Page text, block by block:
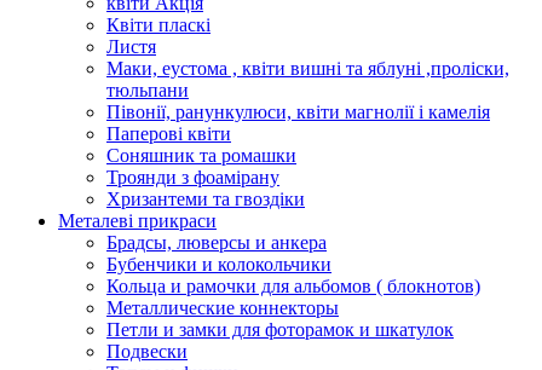
Квіти пласкі
Листя
Маки, еустома , квіти вишні та яблуні ,проліски,
тюльпани
Півонії, ранункулюси, квіти магнолії і камелія
Паперові квіти
Соняшник та ромашки
Троянди з фоамірану
Хризантеми та гвоздіки
Металеві прикраси
Брадсы, люверсы и анкера
Бубенчики и колокольчики
Кольца и рамочки для альбомов ( блокнотов)
Металлические коннекторы
Петли и замки для фоторамок и шкатулок
Подвески